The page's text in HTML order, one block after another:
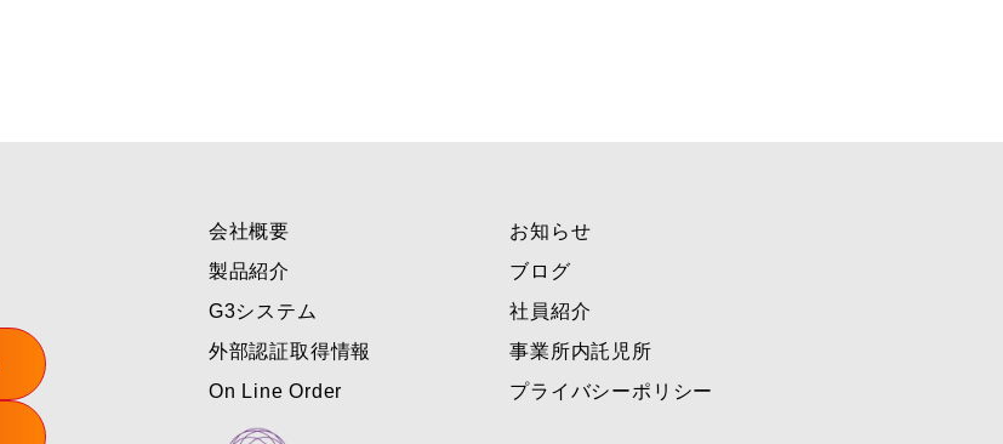
会社概要
製品紹介
G3システム
外部認証取得情報
On Line Order
お知らせ
ブログ
社員紹介
事業所内託児所
プライバシーポリシー